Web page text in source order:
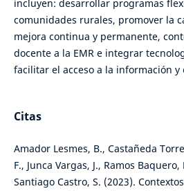
incluyen: desarrollar programas
comunidades rurales, promover la
mejora continua y permanente,
docente a la EMR e integrar
facilitar el acceso a la información y
Citas
Amador Lesmes, B., Castañeda
F., Junca Vargas, J., Ramos
Santiago Castro, S. (2023).